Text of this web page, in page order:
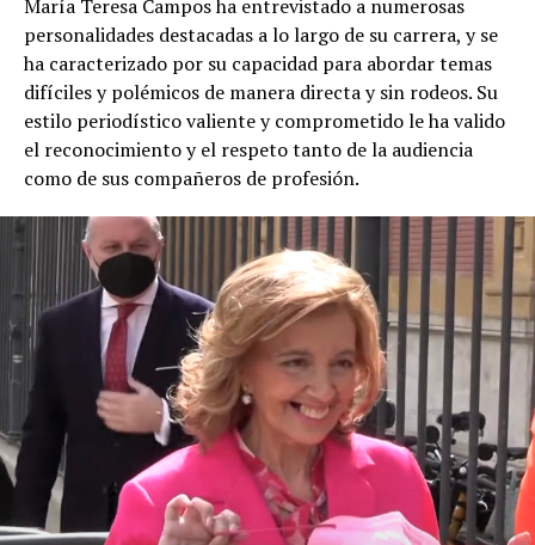
María Teresa Campos ha entrevistado a numerosas
personalidades destacadas a lo largo de su carrera, y se
ha caracterizado por su capacidad para abordar temas
difíciles y polémicos de manera directa y sin rodeos. Su
estilo periodístico valiente y comprometido le ha valido
el reconocimiento y el respeto tanto de la audiencia
como de sus compañeros de profesión.